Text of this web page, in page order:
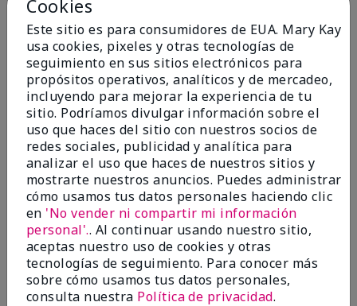
Best Make-up Brushes Ever
EnviadoHace 10 meses
porSharon
de Summerville, SC
Comprador verificado
Evaluado en
marykay.com/en-us/
Comentarios sobre Mary Kay® Essential Brush
Collection
I Love the Awesomeness these Brushes do! Appling
your make-up on my face fills so Great. And Looks so
smooth and Beautiful!
Mostrar Traducción
Cookies
Este sitio es para consumidores de EUA. Mary Kay
usa cookies, pixeles y otras tecnologías de
seguimiento en sus sitios electrónicos para
propósitos operativos, analíticos y de mercadeo,
incluyendo para mejorar la experiencia de tu
sitio. Podríamos divulgar información sobre el
uso que haces del sitio con nuestros socios de
redes sociales, publicidad y analítica para
analizar el uso que haces de nuestros sitios y
mostrarte nuestros anuncios. Puedes administrar
cómo usamos tus datos personales haciendo clic
en 'No vender ni compartir mi información
personal'.. Al continuar usando nuestro sitio,
aceptas nuestro uso de cookies y otras
tecnologías de seguimiento. Para conocer más
sobre cómo usamos tus datos personales,
consulta nuestra Política de privacidad.